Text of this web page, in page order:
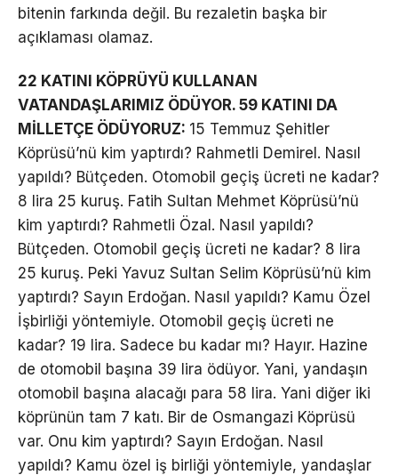
bitenin farkında değil. Bu rezaletin başka bir
açıklaması olamaz.
22 KATINI KÖPRÜYÜ KULLANAN
VATANDAŞLARIMIZ ÖDÜYOR. 59 KATINI DA
MİLLETÇE ÖDÜYORUZ: 15 Temmuz Şehitler
Köprüsü’nü kim yaptırdı? Rahmetli Demirel. Nasıl
yapıldı? Bütçeden. Otomobil geçiş ücreti ne kadar?
8 lira 25 kuruş. Fatih Sultan Mehmet Köprüsü’nü
kim yaptırdı? Rahmetli Özal. Nasıl yapıldı?
Bütçeden. Otomobil geçiş ücreti ne kadar? 8 lira
25 kuruş. Peki Yavuz Sultan Selim Köprüsü’nü kim
yaptırdı? Sayın Erdoğan. Nasıl yapıldı? Kamu Özel
İşbirliği yöntemiyle. Otomobil geçiş ücreti ne
kadar? 19 lira. Sadece bu kadar mı? Hayır. Hazine
de otomobil başına 39 lira ödüyor. Yani, yandaşın
otomobil başına alacağı para 58 lira. Yani diğer iki
köprünün tam 7 katı. Bir de Osmangazi Köprüsü
var. Onu kim yaptırdı? Sayın Erdoğan. Nasıl
yapıldı? Kamu özel iş birliği yöntemiyle, yandaşlar